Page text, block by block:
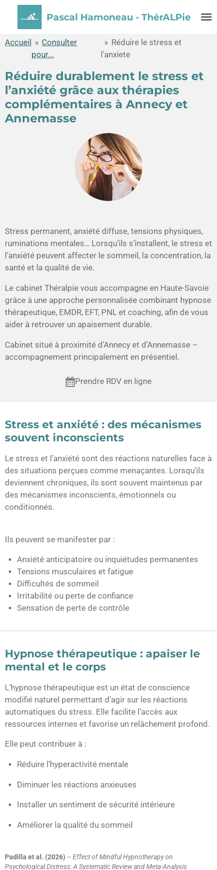
principal
Pascal Hamoneau - ThérALPie
Accueil » Consulter
pour...
» Réduire le stress et
l'anxiete
Réduire durablement le stress et
l’anxiété grâce aux thérapies
complémentaires à Annecy et
Annemasse
Stress permanent, anxiété diffuse, tensions physiques,
ruminations mentales… Lorsqu’ils s’installent, le stress et
l’anxiété peuvent affecter le sommeil, la concentration, la
santé et la qualité de vie.
Le cabinet Théralpie vous accompagne en Haute-Savoie
grâce à une approche personnalisée combinant hypnose
thérapeutique, EMDR, EFT, PNL et coaching, afin de vous
aider à retrouver un apaisement durable.
Cabinet situé à proximité d’Annecy et d’Annemasse –
accompagnement principalement en présentiel.
Prendre RDV en ligne
Stress et anxiété : des mécanismes
souvent inconscients
Le stress et l’anxiété sont des réactions naturelles face à
des situations perçues comme menaçantes. Lorsqu’ils
deviennent chroniques, ils sont souvent maintenus par
des mécanismes inconscients, émotionnels ou
conditionnés.
Ils peuvent se manifester par :
Anxiété anticipatoire ou inquiétudes permanentes
Tensions musculaires et fatigue
Difficultés de sommeil
Irritabilité ou perte de confiance
Sensation de perte de contrôle
Hypnose thérapeutique : apaiser le
mental et le corps
L’hypnose thérapeutique est un état de conscience
modifié naturel permettant d’agir sur les réactions
automatiques du stress. Elle facilite l’accès aux
ressources internes et favorise un relâchement profond.
Elle peut contribuer à :
Réduire l’hyperactivité mentale
Diminuer les réactions anxieuses
Installer un sentiment de sécurité intérieure
Améliorer la qualité du sommeil
Padilla et al. (2026) – Effect of Mindful Hypnotherapy on
Psychological Distress: A Systematic Review and Meta-Analysis